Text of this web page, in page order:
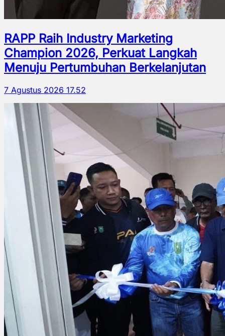
RAPP Raih Industry Marketing
Champion 2026, Perkuat Langkah
Menuju Pertumbuhan Berkelanjutan
7 Agustus 2026 17.52